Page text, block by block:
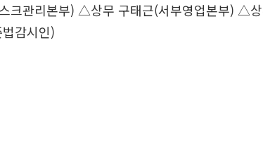
크관리본부) △상무 구태근(서부영업본부) △
감시인)